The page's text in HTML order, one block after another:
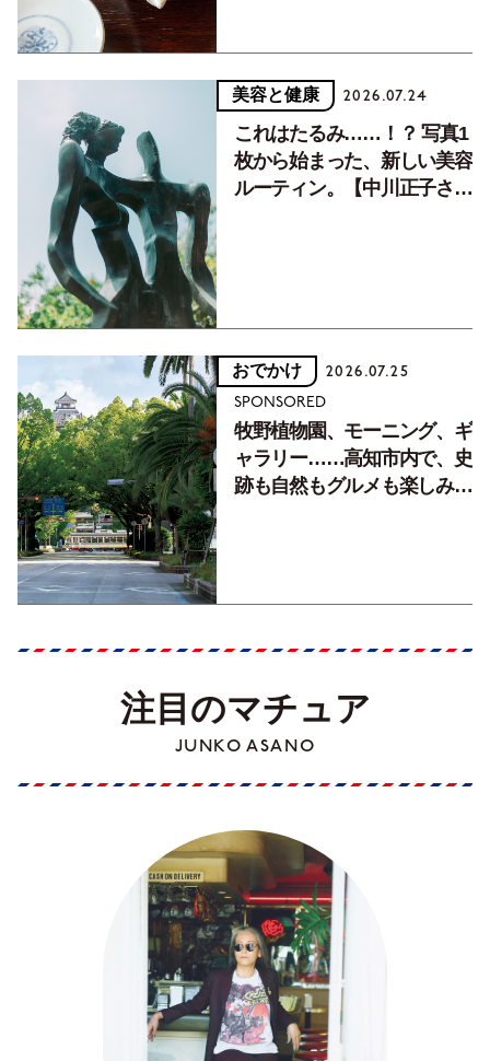
美容と健康 2026.07.24
これはたるみ……！？ 写真1
枚から始まった、新しい美容
ルーティン。【中川正子さん
おでかけ 2026.07.25
SPONSORED
牧野植物園、モーニング、ギ
ャラリー……高知市内で、史
跡も自然もグルメも楽しみ尽
注目のマチュア
JUNKO ASANO